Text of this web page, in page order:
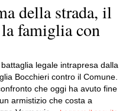
della strada, il
famiglia con
legale intrapresa dalla
Bocchieri contro il Comune.
che oggi ha avuto fine
armistizio che costa a